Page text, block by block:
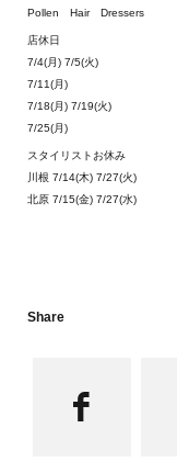
Pollen Hair Dressers
店休日
7/4(月) 7/5(火)
7/11(月)
7/18(月) 7/19(火)
7/25(月)
スタイリストお休み
川根 7/14(木) 7/27(火)
北原 7/15(金) 7/27(水)
Share
